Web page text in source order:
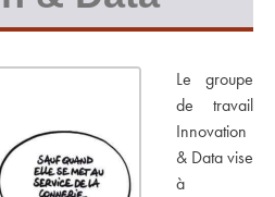
Le groupe
de travail
Innovation
& Data vise
à